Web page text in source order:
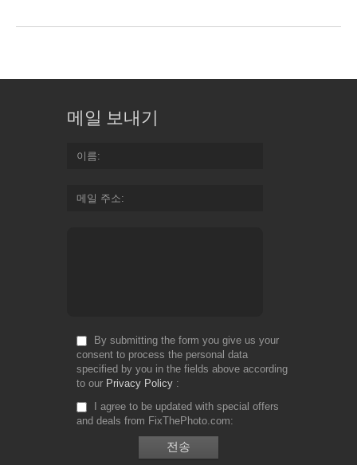
메일 보내기
이름
메일 주소
By submitting the form you give us your
consent to process the personal data
specified by you in the fields above according
to our Privacy Policy
I agree to be updated with special offers
and deals from FixThePhoto.com